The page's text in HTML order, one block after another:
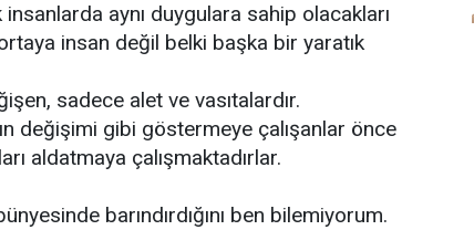
aynı duygulara sahip olacakları
insan değil belki başka bir yaratık
sadece alet ve vasıtalardır.
değişimi gibi göstermeye çalışanlar önce
aldatmaya çalışmaktadırlar.
barındırdığını ben bilemiyorum.